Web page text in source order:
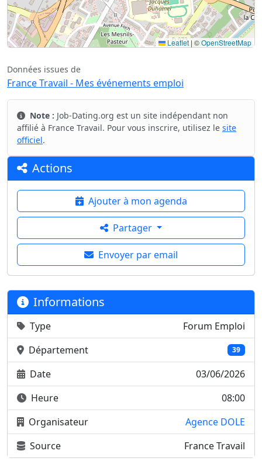
Leaflet | ©OpenStreetMap
Données issues de
France Travail - Mes événements emploi
Note : Job-Dating.org est un site indépendant non
affilié à France Travail. Pour vous inscrire, utilisez le site
officiel.
Actions
Ajouter à mon agenda
Partager
Envoyer par email
Informations
Type
Forum Emploi
Département
39
Date
03/06/2026
Heure
08:00
Organisateur
Agence DOLE
Source
France Travail